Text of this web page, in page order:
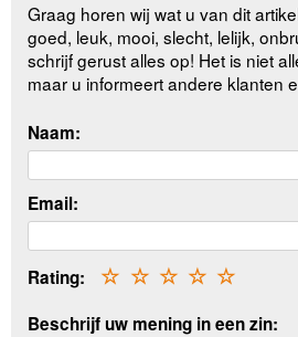
Graag horen wij wat u van dit
goed, leuk, mooi, slecht, lelijk,
schrijf gerust alles op! Het is niet
maar u informeert andere klanten
Naam:
Email:
Rating: ☆
☆
☆
☆
☆
Beschrijf uw mening in een zin: